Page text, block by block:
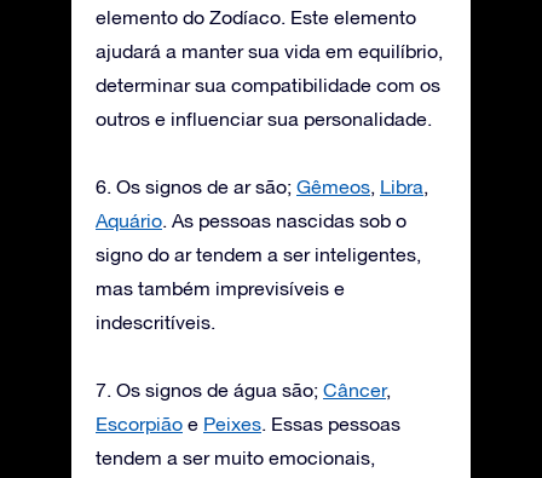
elemento do Zodíaco. Este elemento
ajudará a manter sua vida em equilíbrio,
determinar sua compatibilidade com os
outros e influenciar sua personalidade.
6. Os signos de ar são; Gêmeos, Libra,
Aquário. As pessoas nascidas sob o
signo do ar tendem a ser inteligentes,
mas também imprevisíveis e
indescritíveis.
7. Os signos de água são; Câncer,
Escorpião e Peixes. Essas pessoas
tendem a ser muito emocionais,